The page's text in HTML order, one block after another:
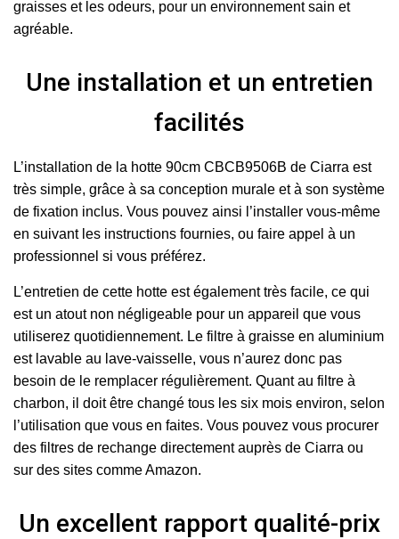
graisses et les odeurs, pour un environnement sain et
agréable.
Une installation et un entretien
facilités
L’installation de la hotte 90cm CBCB9506B de Ciarra est
très simple, grâce à sa conception murale et à son système
de fixation inclus. Vous pouvez ainsi l’installer vous-même
en suivant les instructions fournies, ou faire appel à un
professionnel si vous préférez.
L’entretien de cette hotte est également très facile, ce qui
est un atout non négligeable pour un appareil que vous
utiliserez quotidiennement. Le filtre à graisse en aluminium
est lavable au lave-vaisselle, vous n’aurez donc pas
besoin de le remplacer régulièrement. Quant au filtre à
charbon, il doit être changé tous les six mois environ, selon
l’utilisation que vous en faites. Vous pouvez vous procurer
des filtres de rechange directement auprès de Ciarra ou
sur des sites comme Amazon.
Un excellent rapport qualité-prix